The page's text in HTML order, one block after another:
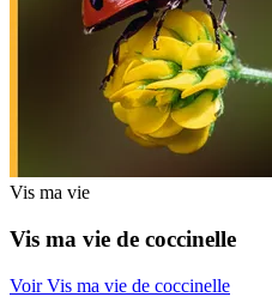
Vis ma vie
Vis ma vie de coccinelle
Voir Vis ma vie de coccinelle